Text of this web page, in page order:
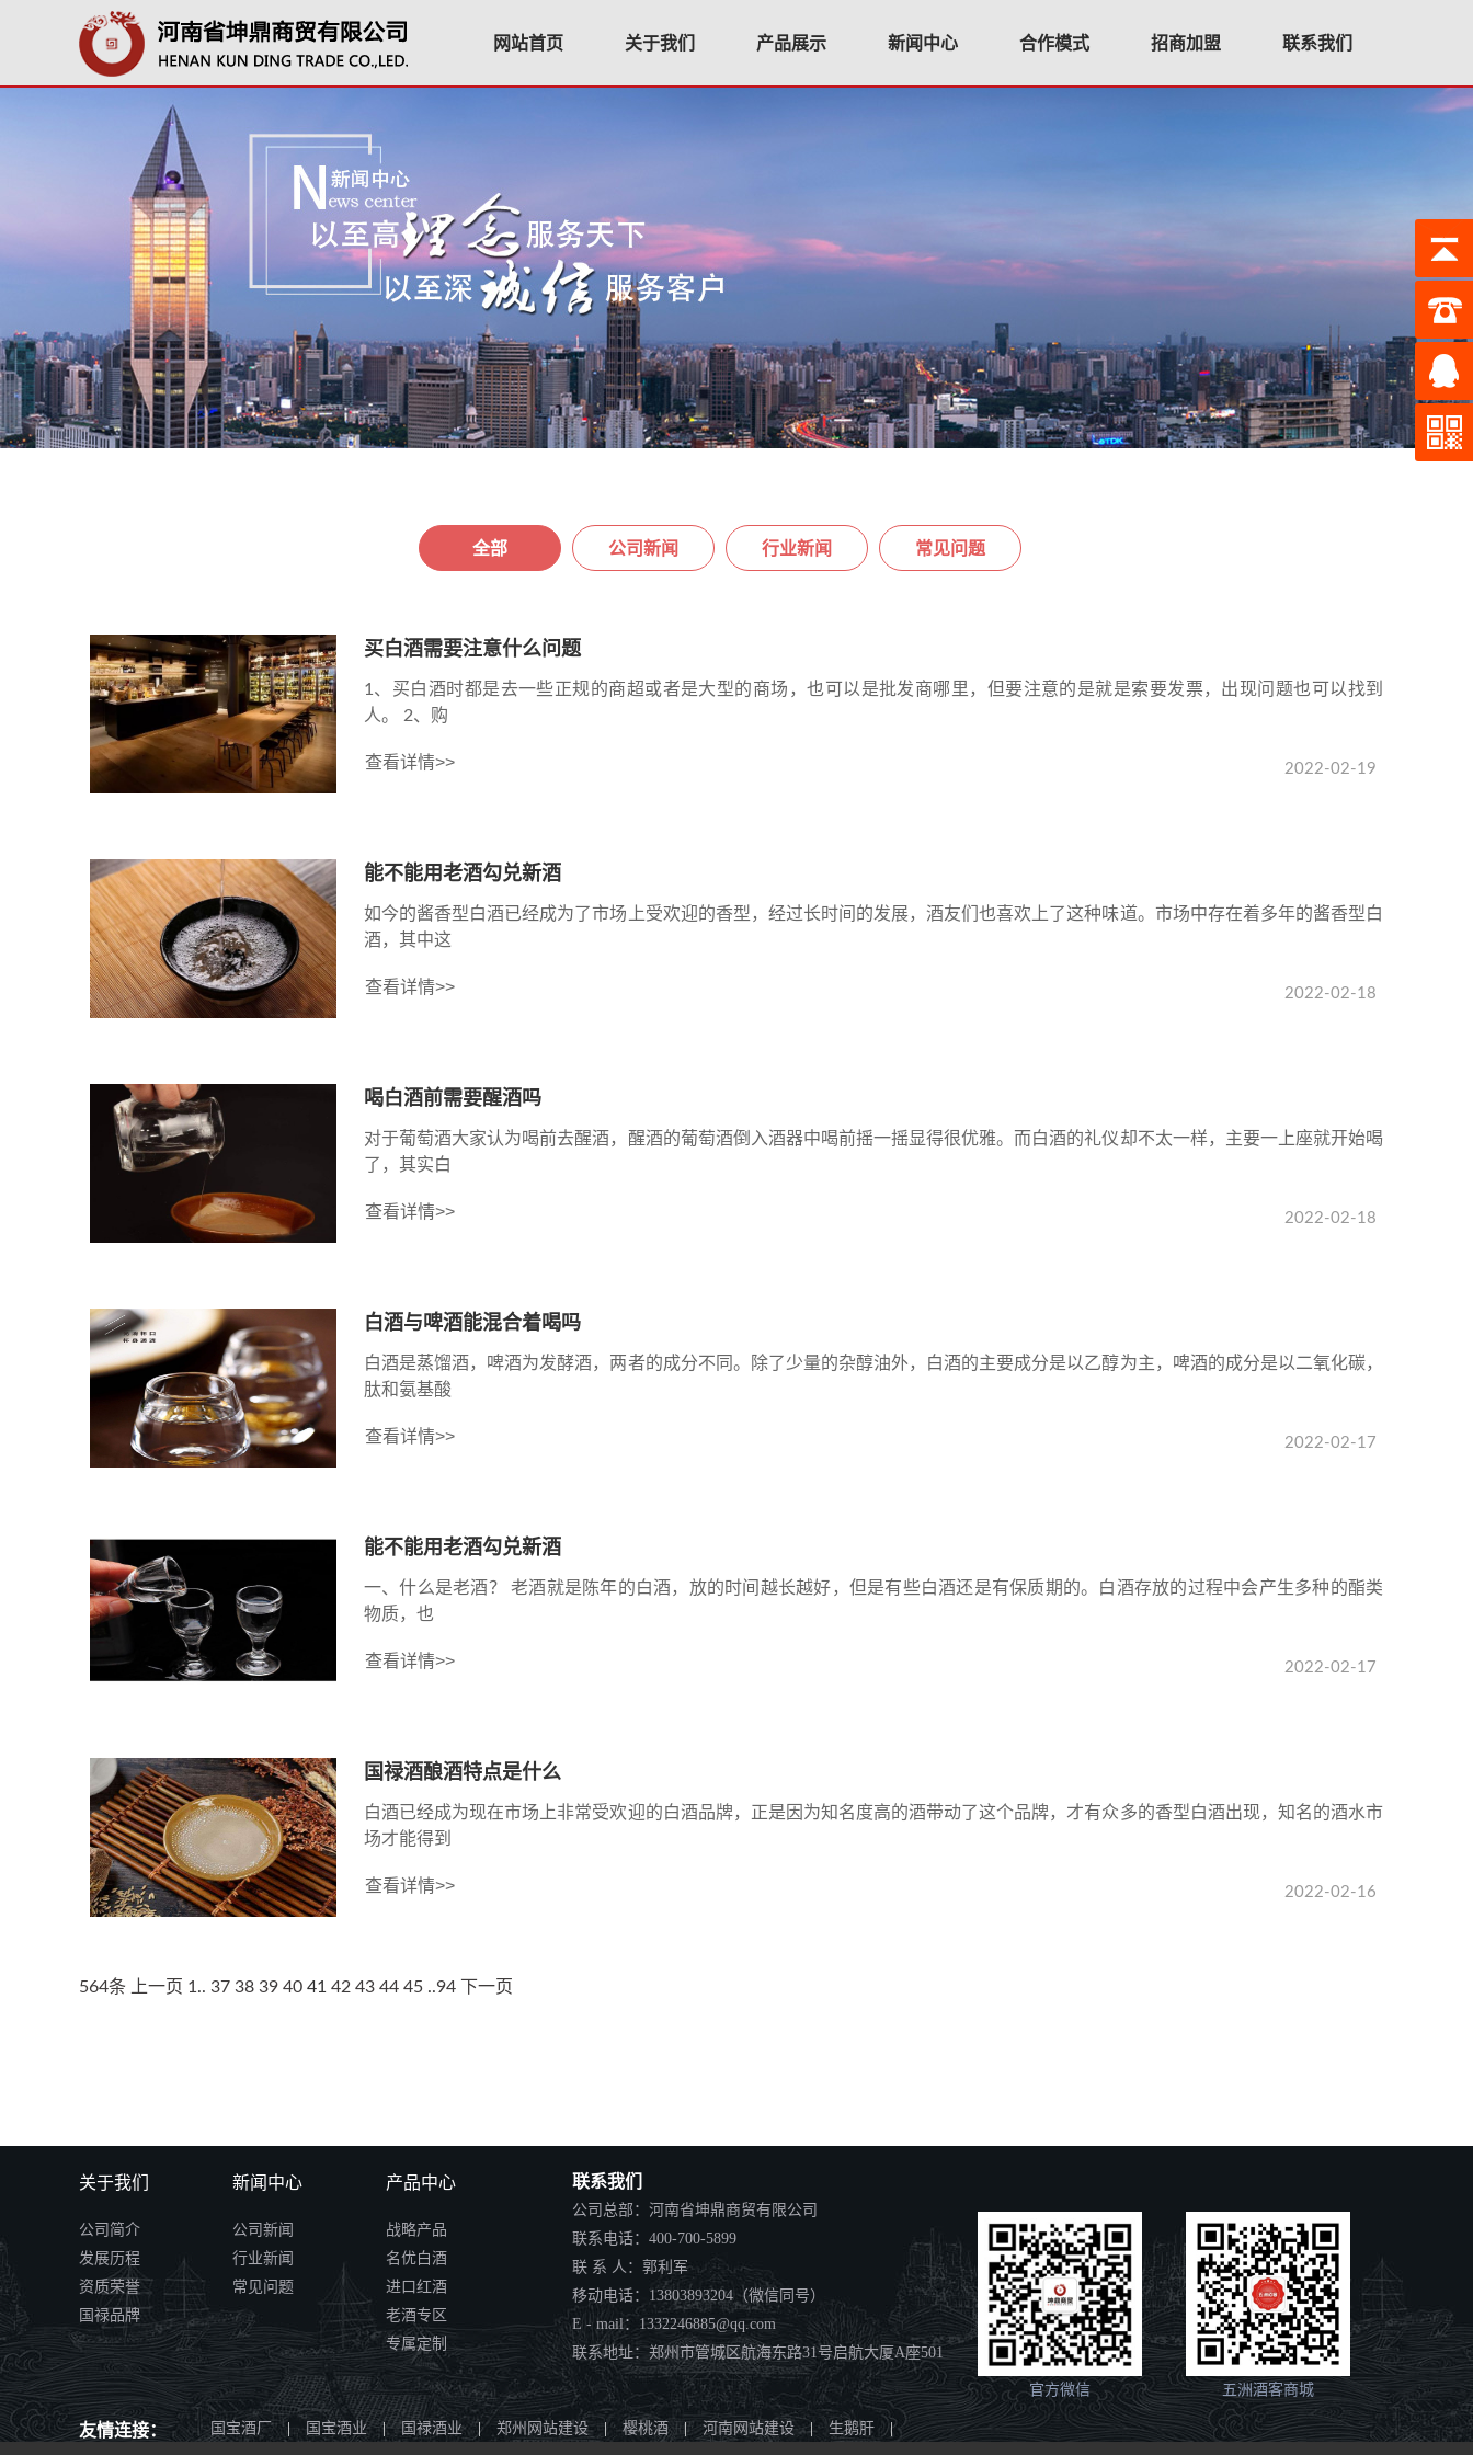
网站首页 关于我们 产品展示 新闻中心 合作模式 招商加盟 联系我们
全部 公司新闻 行业新闻 常见问题
买白酒需要注意什么问题
1、买白酒时都是去一些正规的商超或者是大型的商场，也可以是批发商哪里，但要注意的是就是索要发票，出现问题也可以找到
人。 2、购
查看详情>> 2022-02-19
能不能用老酒勾兑新酒
如今的酱香型白酒已经成为了市场上受欢迎的香型，经过长时间的发展，酒友们也喜欢上了这种味道。市场中存在着多年的酱香型白
酒，其中这
查看详情>> 2022-02-18
喝白酒前需要醒酒吗
对于葡萄酒大家认为喝前去醒酒，醒酒的葡萄酒倒入酒器中喝前摇一摇显得很优雅。而白酒的礼仪却不太一样，主要一上座就开始喝
了，其实白
查看详情>> 2022-02-18
白酒与啤酒能混合着喝吗
白酒是蒸馏酒，啤酒为发酵酒，两者的成分不同。除了少量的杂醇油外，白酒的主要成分是以乙醇为主，啤酒的成分是以二氧化碳，
肽和氨基酸
查看详情>> 2022-02-17
能不能用老酒勾兑新酒
一、什么是老酒？ 老酒就是陈年的白酒，放的时间越长越好，但是有些白酒还是有保质期的。白酒存放的过程中会产生多种的酯类
物质，也
查看详情>> 2022-02-17
国禄酒酿酒特点是什么
白酒已经成为现在市场上非常受欢迎的白酒品牌，正是因为知名度高的酒带动了这个品牌，才有众多的香型白酒出现，知名的酒水市
场才能得到
查看详情>> 2022-02-16
564条 上一页 1 .. 37 38 39 40 41 42 43 44 45 ..94 下一页
关于我们
公司简介
发展历程
资质荣誉
国禄品牌
新闻中心
公司新闻
行业新闻
常见问题
产品中心
战略产品
名优白酒
进口红酒
老酒专区
专属定制
联系我们
公司总部：河南省坤鼎商贸有限公司
联系电话：400-700-5899
联 系 人：郭利军
移动电话：13803893204（微信同号）
E - mail：1332246885@qq.com
联系地址：郑州市管城区航海东路31号启航大厦A座501
官方微信 五洲酒客商城
友情连接： 国宝酒厂 | 国宝酒业 | 国禄酒业 | 郑州网站建设 樱桃酒 | 河南网站建设 | 生鹅肝 |